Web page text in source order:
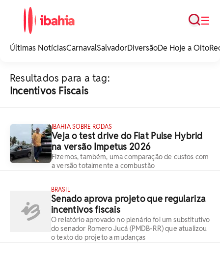
noticias e
☰
Busca
Últimas NotíciasCarnavalSalvadorDiversãoDe Hoje a Oito
Resultados para a tag:
Incentivos Fiscais
IBAHIA SOBRE RODAS
Veja o test drive do Fiat Pulse Hybrid
na versão Impetus 2026
Fizemos, também, uma comparação de custos com
a versão totalmente a combustão
BRASIL
Senado aprova projeto que regulariza
incentivos fiscais
O relatório aprovado no plenário foi um substitutivo
do senador Romero Jucá (PMDB-RR) que atualizou
o texto do projeto a mudanças